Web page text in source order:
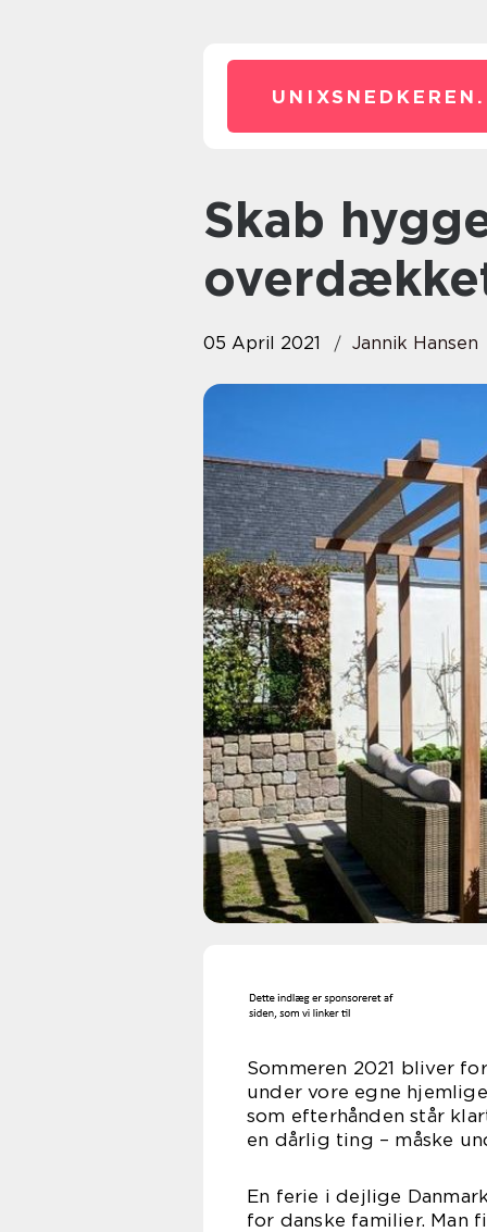
UNIXSNEDKEREN.
Skab hygge i haven med en
05 April 2021 Jannik Hansen
Sommeren 2021 bliver
under vore egne
som efterhånden står
en dårlig ting – måske
En ferie i dejlige
for danske familier. Man